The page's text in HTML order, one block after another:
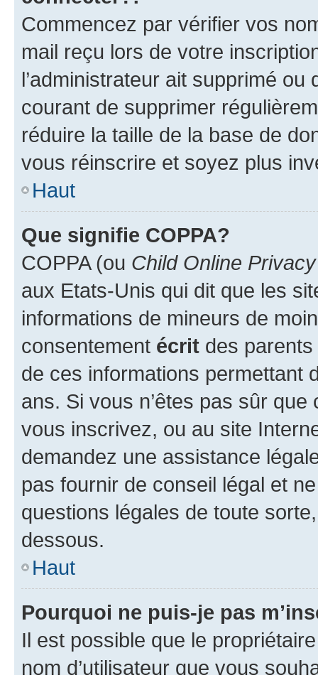
Commencez par vérifier vos
mail reçu lors de votre
l’administrateur ait supprimé
courant de supprimer
réduire la taille de la base de
vous réinscrire et soyez plus
Haut
Que signifie COPPA?
COPPA (ou Child Online
aux Etats-Unis qui dit que les
informations de mineurs de
consentement écrit des parents
de ces informations permettant
ans. Si vous n’êtes pas sûr
vous inscrivez, ou au site
demandez une assistance
pas fournir de conseil légal et
questions légales de toute
dessous.
Haut
Pourquoi ne puis-je pas
Il est possible que le
nom d’utilisateur que vous